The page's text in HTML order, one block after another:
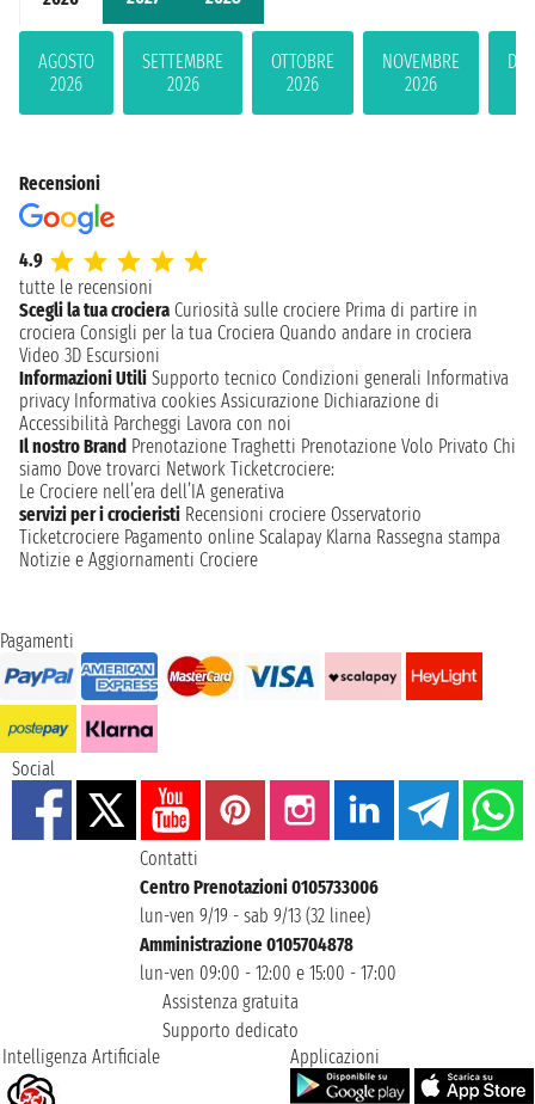
AGOSTO
2026
SETTEMBRE
2026
OTTOBRE
2026
NOVEMBRE
2026
Recensioni
4.9
tutte le recensioni
Scegli la tua crociera Curiosità sulle crociere Prima di partire in
crociera Consigli per la tua Crociera Quando andare in crociera
Video 3D Escursioni
Informazioni Utili Supporto tecnico Condizioni generali Informativa
privacy Informativa cookies Assicurazione Dichiarazione di
Accessibilità Parcheggi Lavora con noi
Il nostro Brand Prenotazione Traghetti Prenotazione Volo Privato Chi
siamo Dove trovarci Network Ticketcrociere:
Le Crociere nell’era dell’IA generativa
servizi per i crocieristi Recensioni crociere Osservatorio
Ticketcrociere Pagamento online Scalapay Klarna Rassegna stampa
Notizie e Aggiornamenti Crociere
Pagamenti
Social
Contatti
Centro Prenotazioni 0105733006
lun-ven 9/19 - sab 9/13 (32 linee)
Amministrazione 0105704878
lun-ven 09:00 - 12:00 e 15:00 - 17:00
Assistenza gratuita
Supporto dedicato
Intelligenza Artificiale
Applicazioni